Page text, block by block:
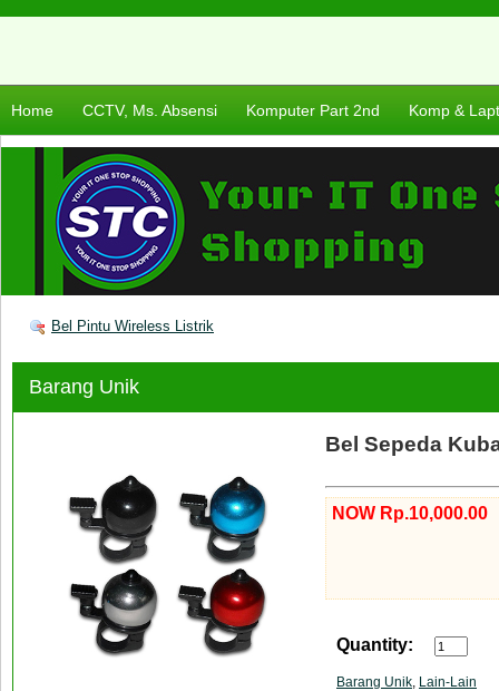
Home CCTV, Ms. Absensi Komputer Part 2nd Komp &
Bel Pintu Wireless Listrik
Barang Unik
Bel Sepeda
NOW Rp.10,000.00
Quantity:
Barang Unik, Lain-Lain